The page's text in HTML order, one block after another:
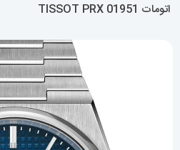
اتومات 01951 TISSOT PRX